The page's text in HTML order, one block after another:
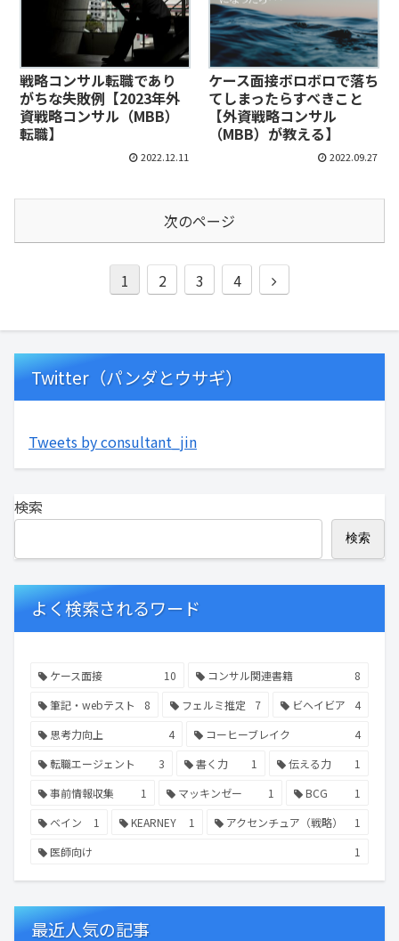
戦略コンサル転職であり
がちな失敗例【2023年外
資戦略コンサル（MBB）
転職】
2022.12.11
ケース面接ボロボロで落ち
てしまったらすべきこと
【外資戦略コンサル
（MBB）が教える】
2022.09.27
次のページ
1 2 3 4
Twitter（パンダとウサギ）
Tweets by consultant_jin
検索
検索
よく検索されるワード
ケース面接 10 コンサル関連書籍
8
筆記・webテスト
8 フェルミ推定 7 ビヘイビア
4
思考力向上
4 コーヒーブレイク
4
転職エージェント
3 書く力 1 伝える力
1
事前情報収集
1 マッキンゼー 1 BCG
1
ベイン
1 KEARNEY 1 アクセンチュア（戦略）
1
医師向け
1
最近人気の記事